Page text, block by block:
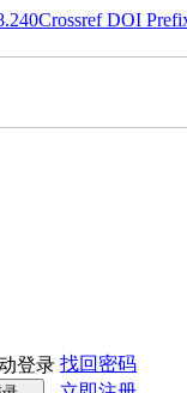
Crossref DOI
登录 找回密码